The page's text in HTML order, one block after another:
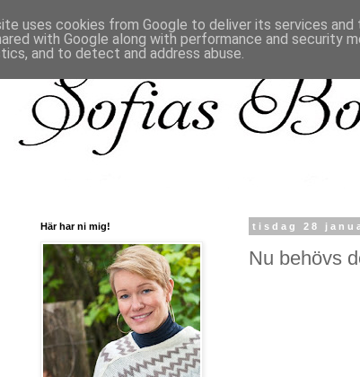
tisdag 28
Nu behövs
Här har ni mig!
uses cookies from Google to deliver its services
with Google along with performance and security
and to detect and address abuse.